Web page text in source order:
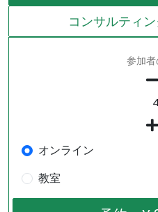
コンサルティ
参加
オンライン
教室